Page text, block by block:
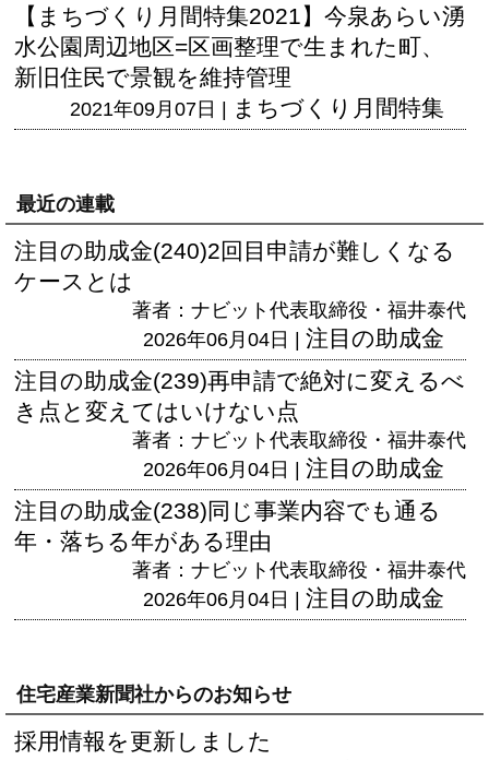
【まちづくり月間特集2021】今泉あらい湧
水公園周辺地区=区画整理で生まれた町、
新旧住民で景観を維持管理
2021年09月07日 | まちづくり月間特集
最近の連載
注目の助成金(240)2回目申請が難しくなる
ケースとは
著者：ナビット代表取締役・福井泰代
2026年06月04日 | 注目の助成金
注目の助成金(239)再申請で絶対に変えるべ
き点と変えてはいけない点
著者：ナビット代表取締役・福井泰代
2026年06月04日 | 注目の助成金
注目の助成金(238)同じ事業内容でも通る
年・落ちる年がある理由
著者：ナビット代表取締役・福井泰代
2026年06月04日 | 注目の助成金
住宅産業新聞社からのお知らせ
採用情報を更新しました